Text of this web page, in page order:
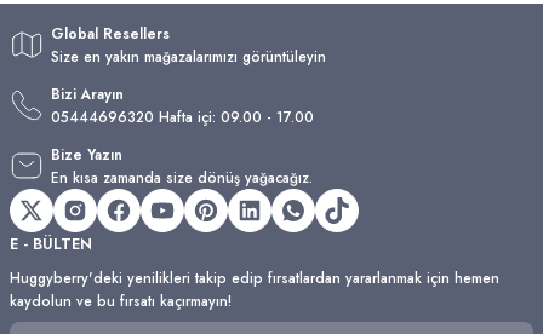
Global Resellers
Size en yakın mağazalarımızı görüntüleyin
Bizi Arayın
05444696320 Hafta içi: 09.00 - 17.00
Bize Yazın
En kısa zamanda size dönüş yağacağız.
E - BÜLTEN
Huggyberry'deki yenilikleri takip edip fırsatlardan yararlanmak için hemen
kaydolun ve bu fırsatı kaçırmayın!